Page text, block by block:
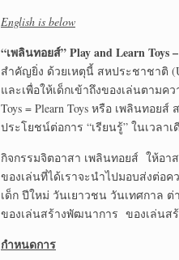
English is below
“เพลินทอยส์”Play and Learn Toys–
สำคัญยิ่ง ด้วยเหตุนี้ สหประชาชาติ
และเพื่อให้เด็กเข้าถึงของเล่นตามค
Toys = Plearn Toys หรือ เพลินทอ
ประโยชน์ต่อการ “เรียนรู้” ในเวลา
กิจกรรมจิตอาสา เพลินทอยส์ ให้อา
ของเล่นที่ได้เราจะนำไปมอบส่งต่อ
เด็ก ปีใหม่ วันเยาวชน วันเทศกาล
ของเล่นสร้างพัฒนาการ ของเล่นส
กำหนดการ